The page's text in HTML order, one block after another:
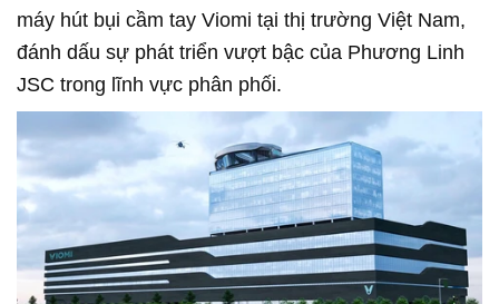
máy hút bụi cầm tay Viomi tại thị trường Việt Nam,
đánh dấu sự phát triển vượt bậc của Phương Linh
JSC trong lĩnh vực phân phối.